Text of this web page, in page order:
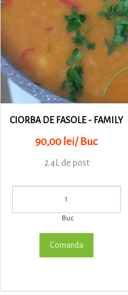
CIORBA DE FASOLE - FAMILY
90,00 lei/ Buc
2.4L de post
Buc